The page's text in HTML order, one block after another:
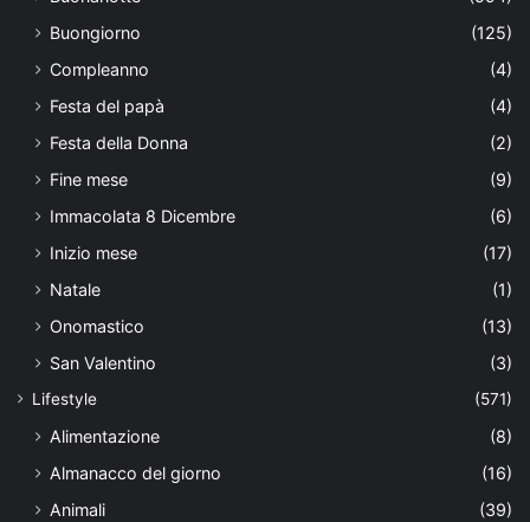
Buongiorno
(125)
Compleanno
(4)
Festa del papà
(4)
Festa della Donna
(2)
Fine mese
(9)
Immacolata 8 Dicembre
(6)
Inizio mese
(17)
Natale
(1)
Onomastico
(13)
San Valentino
(3)
Lifestyle (571)
Alimentazione
(8)
Almanacco del giorno
(16)
Animali
(39)